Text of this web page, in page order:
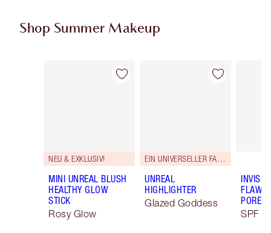
Shop Summer Makeup
Artikel 1 von 69
NEU & EXKLUSIV!
MINI UNREAL BLUSH
HEALTHY GLOW
STICK
Rosy Glow
Artikel 2 von 69
EIN UNIVERSELLER FARBTON.
UNREAL
HIGHLIGHTER
Glazed Goddess
SPF